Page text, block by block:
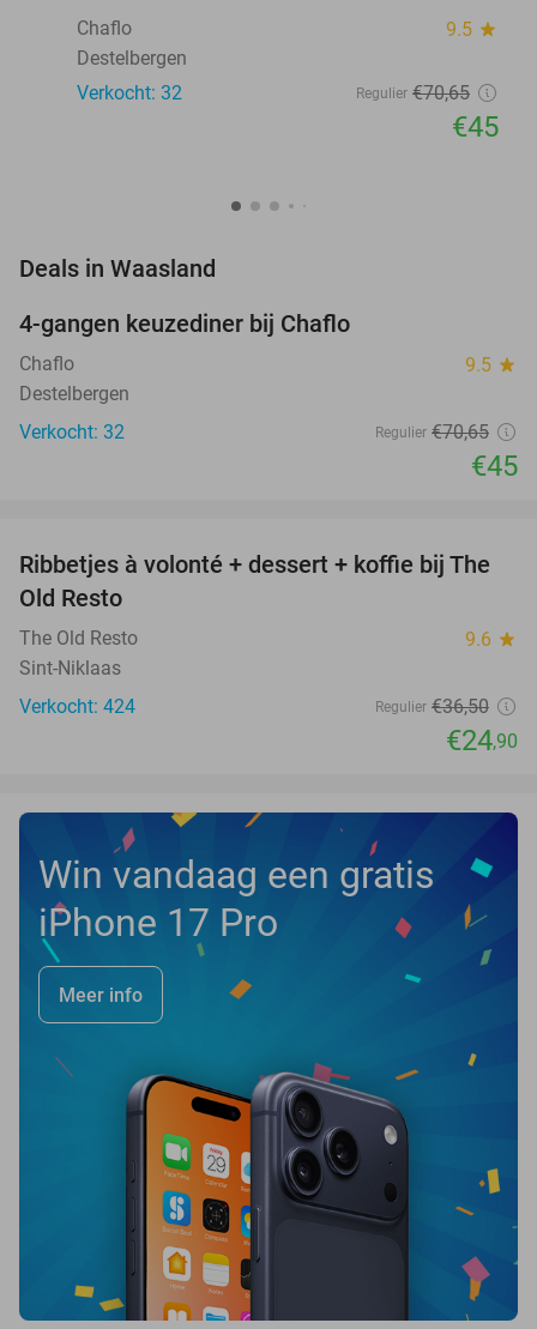
Chaflo
9.5 star
Destelbergen
Verkocht: 32
Regulier €70,65
€45
Deals in Waasland
NEW
TODAY
4-gangen keuzediner bij Chaflo
Chaflo 9.5 star
Destelbergen
Verkocht: 32
Regulier €70,65
€45
32%
Ribbetjes à volonté + dessert + koffie bij The
Old Resto
The Old Resto 9.6 star
Sint-Niklaas
Verkocht: 424
Regulier €36,50
€24,90
Win vandaag een gratis
iPhone 17 Pro
Meer info